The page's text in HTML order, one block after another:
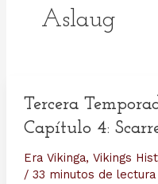
Aslaug
Tercera
Capítulo 4:
Era Vikinga, Vikings
/ 33 minutos de lectura